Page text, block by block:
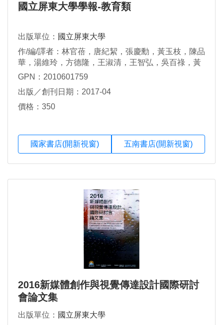
國立屏東大學學報-教育類
出版單位： 國立屏東大學
作/編/譯者：林官蓓，唐紀絜，張慶勳，黃玉枝，陳品
華，湯維玲，方德隆，王淑清，王智弘，吳百祿，黃
玉幸，蔡典謨，蔡清田，劉廷揚，薛梨真
GPN：2010601759
出版／創刊日期：2017-04
價格：350
國家書店(開新視窗) 五南書店(開新視窗)
2016新媒體創作與視覺傳達設計國際研討
會論文集
出版單位： 國立屏東大學